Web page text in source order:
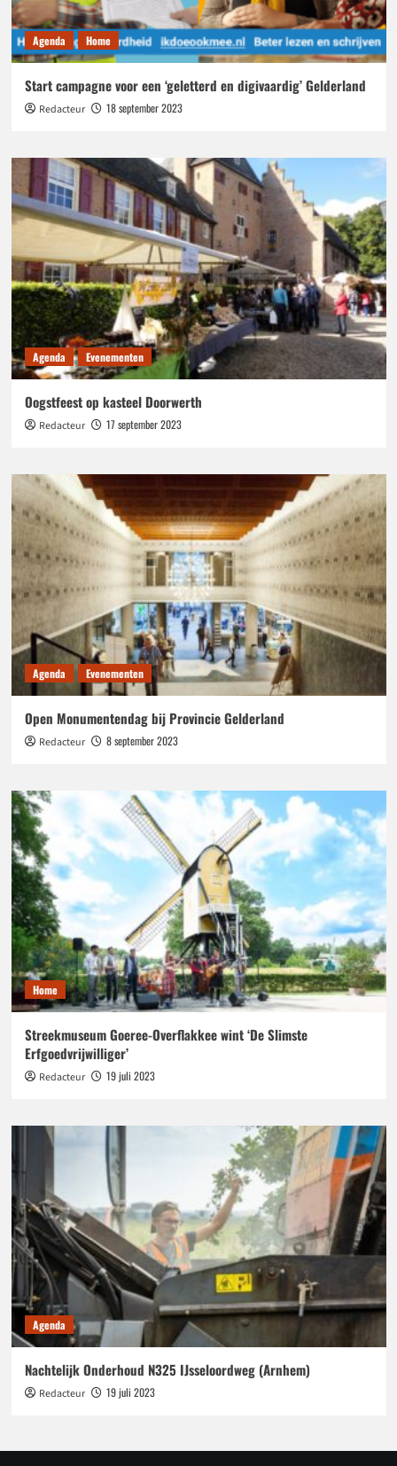
Agenda Home
Start campagne voor een ‘geletterd en digivaardig’ Gelderland
Redacteur 18 september 2023
Agenda Evenementen
Oogstfeest op kasteel Doorwerth
Redacteur 17 september 2023
Agenda Evenementen
Open Monumentendag bij Provincie Gelderland
Redacteur 8 september 2023
Home
Streekmuseum Goeree-Overflakkee wint ‘De Slimste
Erfgoedvrijwilliger’
Redacteur 19 juli 2023
Agenda
Nachtelijk Onderhoud N325 IJsseloordweg (Arnhem)
Redacteur 19 juli 2023